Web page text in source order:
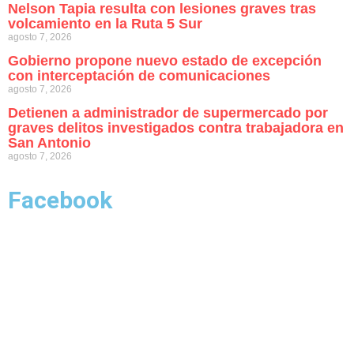
Nelson Tapia resulta con lesiones graves tras
volcamiento en la Ruta 5 Sur
agosto 7, 2026
Gobierno propone nuevo estado de excepción
con interceptación de comunicaciones
agosto 7, 2026
Detienen a administrador de supermercado por
graves delitos investigados contra trabajadora en
San Antonio
agosto 7, 2026
Facebook